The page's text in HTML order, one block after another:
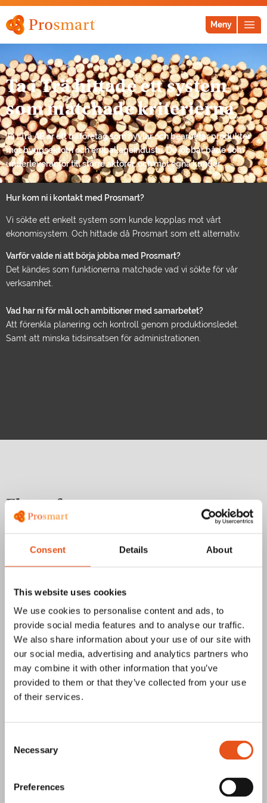
Consent Details About
This website uses cookies
We use cookies to personalise content and ads, to
provide social media features and to analyse our traffic.
We also share information about your use of our site with
our social media, advertising and analytics partners who
may combine it with other information that you’ve
provided to them or that they’ve collected from your use
of their services.
Selection
Necessary
Preferences
Meny
Ta i Trä hittade ett system
som matchade kriterierna
Ta i Trä AB är ett träföretag som hyvlar och bearbetar produkter
mot byggsektorn och emballageindustri. De jobbar både som
underleverantör till större aktörer, och mot egna kunder.
Hur kom ni i kontakt med Prosmart?
Vi sökte ett enkelt system som kunde kopplas mot vårt
ekonomisystem. Och hittade då Prosmart som ett alternativ.
Varför valde ni att börja jobba med Prosmart?
Det kändes som funktionerna matchade vad vi sökte för vår
verksamhet.
Vad har ni för mål och ambitioner med samarbetet?
Att förenkla planering och kontroll genom produktionsledet.
Samt att minska tidsinsatsen för administrationen.
Fler referenser
Pa-So Produkter skapar struktur i
Pa-So Produkter i Avesta har i över 40 år utvecklat
produkter som ska göra byggarbetsplatser säkrare och
mer effektiva. De...
Läs mer
Prosmart